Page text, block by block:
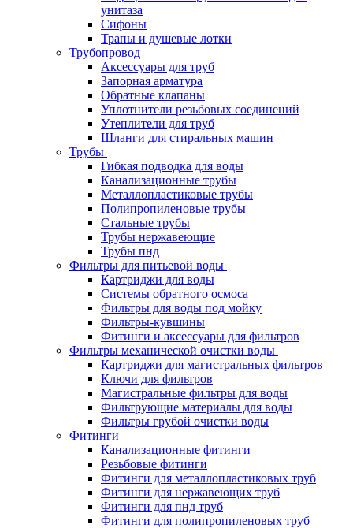
унитаза
Сифоны
Трапы и душевые лотки
Трубопровод
Аксессуары для труб
Запорная арматура
Обратные клапаны
Уплотнители резьбовых соединений
Утеплители для труб
Шланги для стиральных машин
Трубы
Гибкая подводка для воды
Канализационные трубы
Металлопластиковые трубы
Полипропиленовые трубы
Стальные трубы
Трубы нержавеющие
Трубы пнд
Фильтры для питьевой воды
Картриджи для воды
Системы обратного осмоса
Фильтры для воды под мойку
Фильтры-кувшины
Фитинги и аксессуары для фильтров
Фильтры механической очистки воды
Картриджи для магистральных фильтров
Ключи для фильтров
Магистральные фильтры для воды
Фильтрующие материалы для воды
Фильтры грубой очистки воды
Фитинги
Канализационные фитинги
Резьбовые фитинги
Фитинги для металлопластиковых труб
Фитинги для нержавеющих труб
Фитинги для пнд труб
Фитинги для полипропиленовых труб